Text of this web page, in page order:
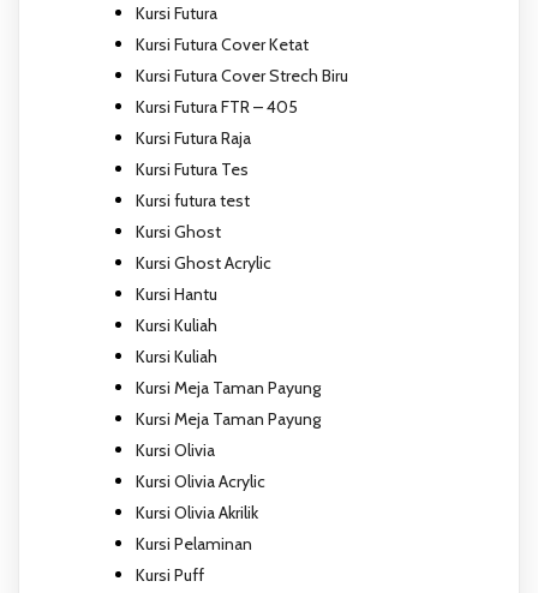
Kursi Futura
Kursi Futura Cover Ketat
Kursi Futura Cover Strech Biru
Kursi Futura FTR – 405
Kursi Futura Raja
Kursi Futura Tes
Kursi futura test
Kursi Ghost
Kursi Ghost Acrylic
Kursi Hantu
Kursi Kuliah
Kursi Kuliah
Kursi Meja Taman Payung
Kursi Meja Taman Payung
Kursi Olivia
Kursi Olivia Acrylic
Kursi Olivia Akrilik
Kursi Pelaminan
Kursi Puff